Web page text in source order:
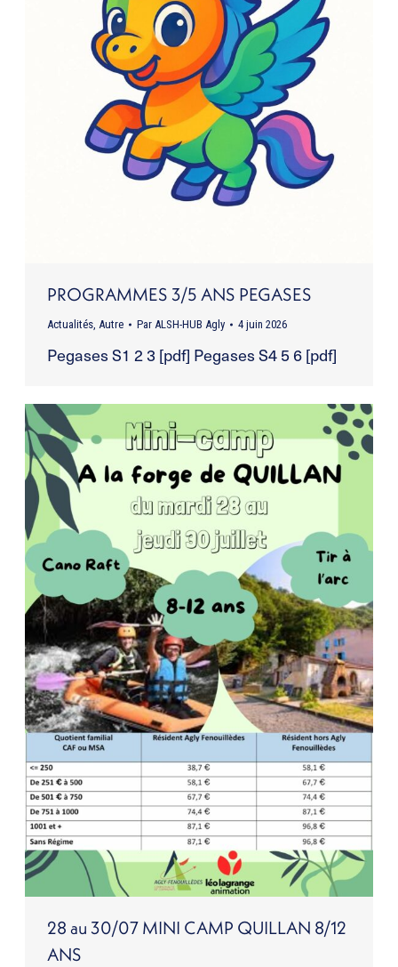
PROGRAMMES 3/5 ANS PEGASES
Actualités, Autre Par ALSH-HUB Agly 4 juin 2026
Pegases S1 2 3 [pdf] Pegases S4 5 6 [pdf]
28 au 30/07 MINI CAMP QUILLAN 8/12
ANS